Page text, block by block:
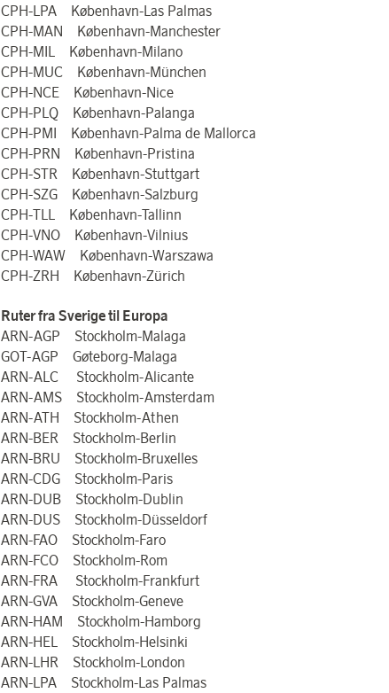
CPH-LPA København-Las Palmas
CPH-MAN København-Manchester
CPH-MIL København-Milano
CPH-MUC København-München
CPH-NCE København-Nice
CPH-PLQ København-Palanga
CPH-PMI København-Palma de Mallorca
CPH-PRN København-Pristina
CPH-STR København-Stuttgart
CPH-SZG København-Salzburg
CPH-TLL København-Tallinn
CPH-VNO København-Vilnius
CPH-WAW København-Warszawa
CPH-ZRH København-Zürich
Ruter fra Sverige til Europa
ARN-AGP Stockholm-Malaga
GOT-AGP Gøteborg-Malaga
ARN-ALC Stockholm-Alicante
ARN-AMS Stockholm-Amsterdam
ARN-ATH Stockholm-Athen
ARN-BER Stockholm-Berlin
ARN-BRU Stockholm-Bruxelles
ARN-CDG Stockholm-Paris
ARN-DUB Stockholm-Dublin
ARN-DUS Stockholm-Düsseldorf
ARN-FAO Stockholm-Faro
ARN-FCO Stockholm-Rom
ARN-FRA Stockholm-Frankfurt
ARN-GVA Stockholm-Geneve
ARN-HAM Stockholm-Hamborg
ARN-HEL Stockholm-Helsinki
ARN-LHR Stockholm-London
ARN-LPA Stockholm-Las Palmas